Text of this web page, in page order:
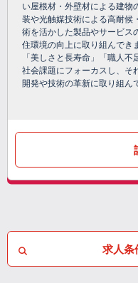
い屋根材・外壁材による建物
装や光触媒技術による高耐候
術を活かした製品やサービス
住環境の向上に取り組んでき
「美しさと長寿命」「職人不
社会課題にフォーカスし、そ
開発や技術の革新に取り組ん
求人条